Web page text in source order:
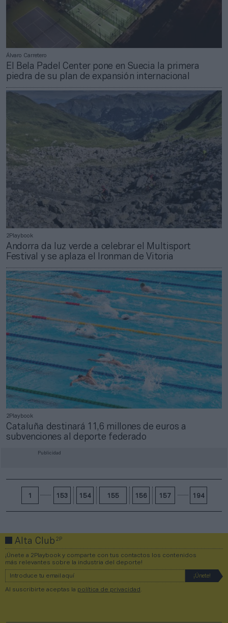
Publicidad
Álvaro Carretero
El Bela Padel Center pone en Suecia la primera
piedra de su plan de expansión internacional
2Playbook
Andorra da luz verde a celebrar el Multisport
Festival y se aplaza el Ironman de Vitoria
2Playbook
Cataluña destinará 11,6 millones de euros a
subvenciones al deporte federado
1 153 154 155 156 157 194
Alta Club2P
¡Únete a 2Playbook y comparte con tus contactos los contenidos
más relevantes sobre la industria del deporte!
Al suscribirte aceptas la política de privacidad